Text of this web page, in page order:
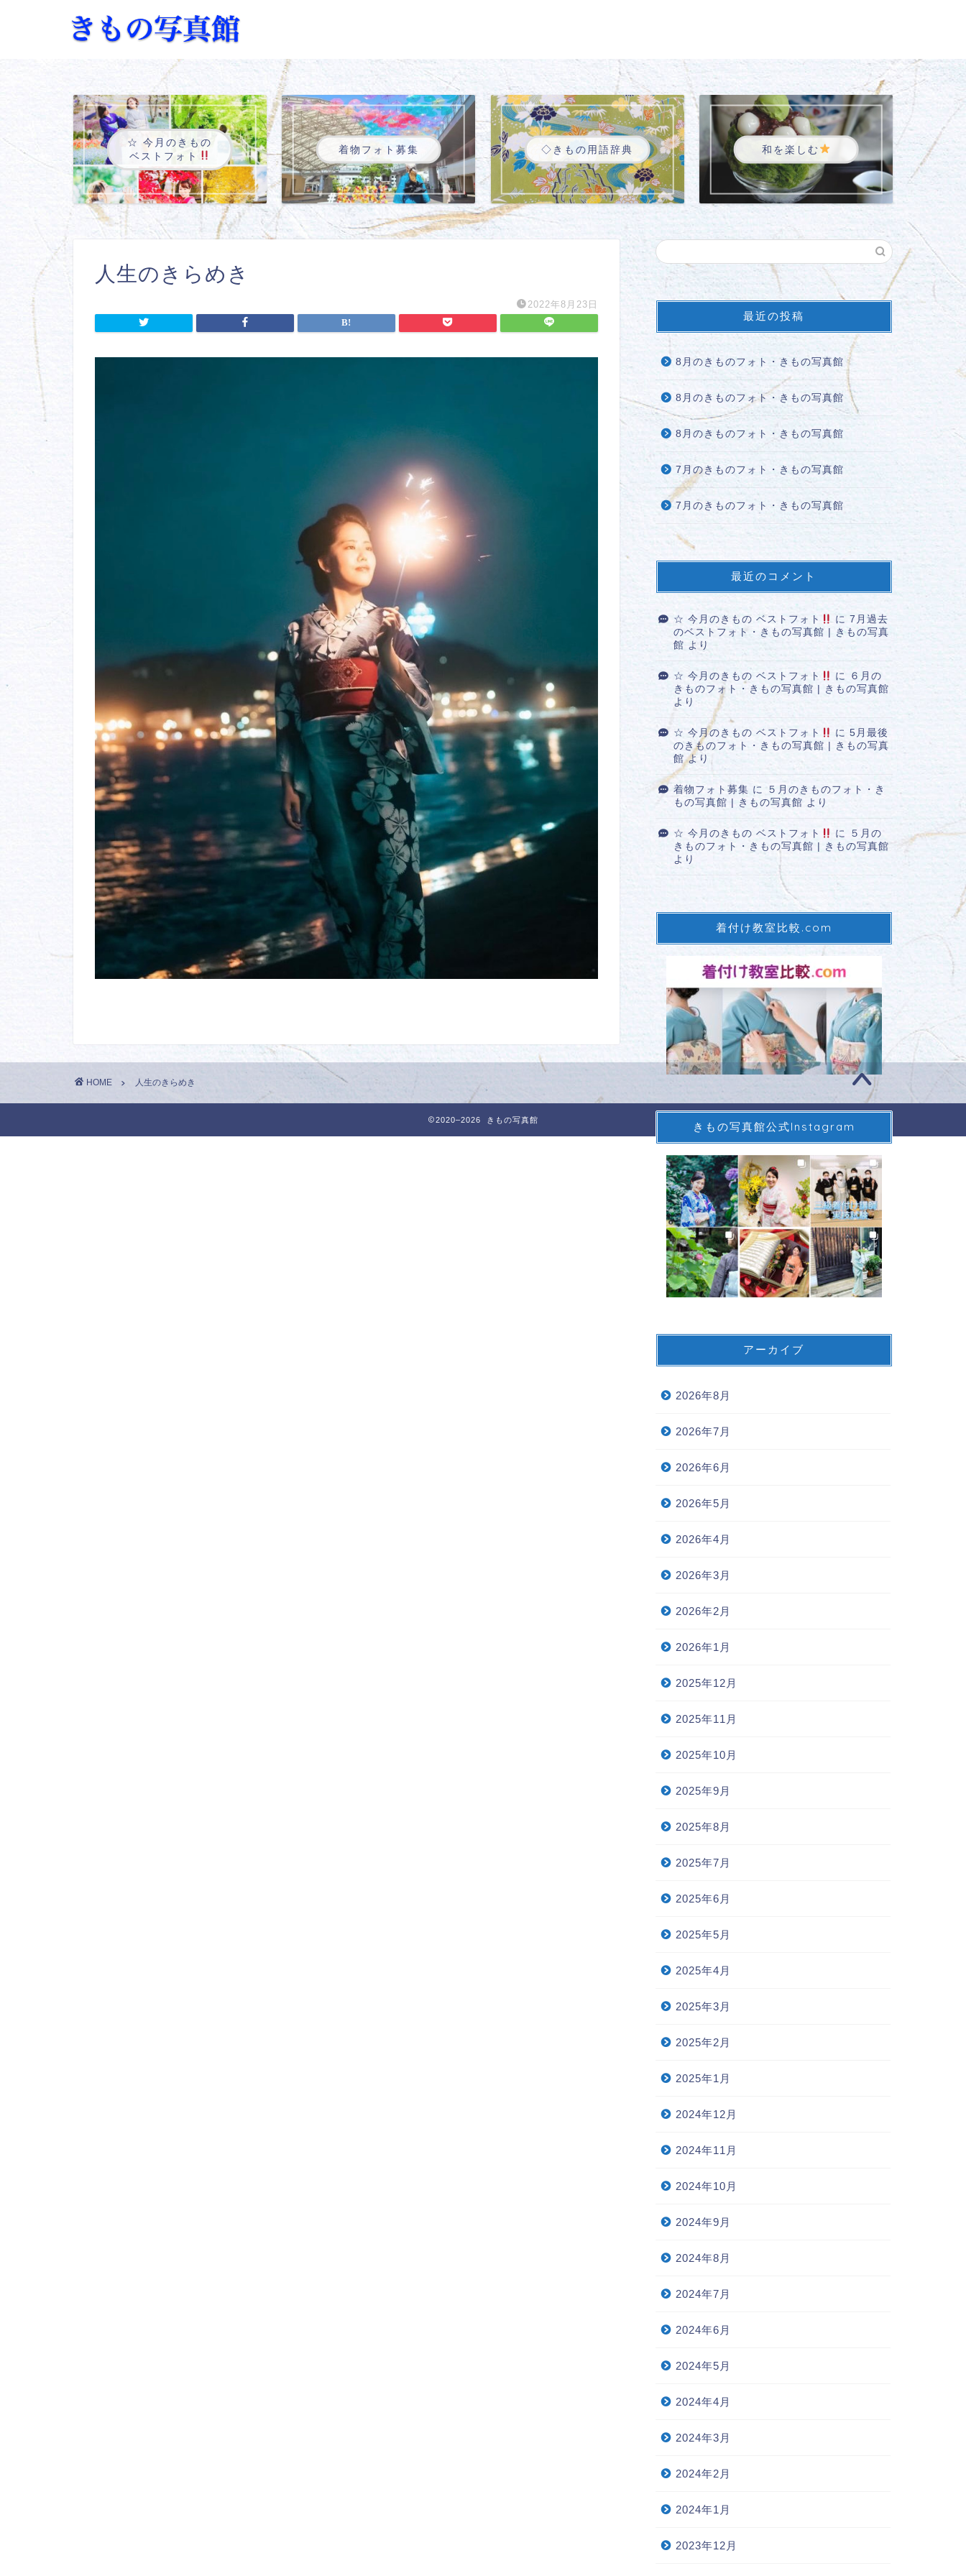
☆ 今月のきもの
ベストフォト
着物フォト募集 ◇きもの用語辞典 和を楽しむ
人生のきらめき
2022年8月23日
最近の投稿
8月のきものフォト・きもの写真館
8月のきものフォト・きもの写真館
8月のきものフォト・きもの写真館
7月のきものフォト・きもの写真館
7月のきものフォト・きもの写真館
最近のコメント
☆ 今月のきもの ベストフォト に7月過去
のベストフォト・きもの写真館 | きもの写真
館 より
☆ 今月のきもの ベストフォト に
６月の
きものフォト・きもの写真館 | きもの写真館
より
☆ 今月のきもの ベストフォト に5月最後
のきものフォト・きもの写真館 | きもの写真
館より
着物フォト募集 に５月のきものフォト・き
もの写真館 | きもの写真館 より
☆ 今月のきもの ベストフォト に
５月の
きものフォト・きもの写真館 | きもの写真館
より
着付け教室比較.com
きもの写真館公式Instagram
アーカイブ
2026年8月
2026年7月
2026年6月
2026年5月
2026年4月
2026年3月
2026年2月
2026年1月
2025年12月
2025年11月
2025年10月
2025年9月
2025年8月
2025年7月
2025年6月
2025年5月
2025年4月
2025年3月
2025年2月
2025年1月
2024年12月
2024年11月
2024年10月
2024年9月
2024年8月
2024年7月
2024年6月
2024年5月
2024年4月
2024年3月
2024年2月
2024年1月
2023年12月
HOME 人生のきらめき
2020–2026 きもの写真館